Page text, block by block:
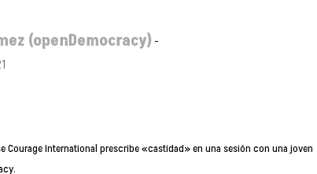
(openDemocracy) -
Courage International prescribe «castidad» en una sesión con una joven